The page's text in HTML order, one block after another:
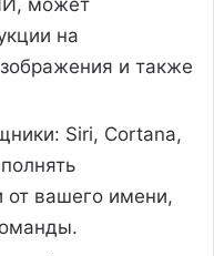
на
и также
Siri, Cortana,
от вашего имени,